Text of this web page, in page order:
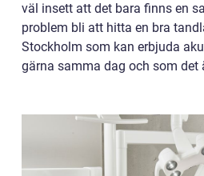
väl insett att det bara finns en
problem bli att hitta en bra
Stockholm som kan erbjuda
gärna samma dag och som det